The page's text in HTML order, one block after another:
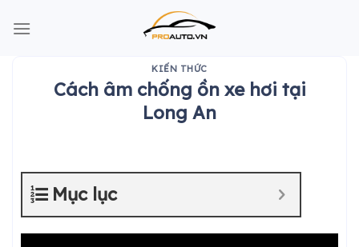
KIẾN THỨC
Cách âm chống ồn xe hơi tại
Long An
Mục lục